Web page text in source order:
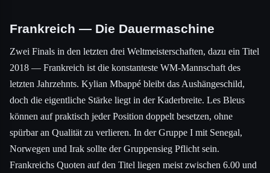
Frankreich — Die Dauermaschine
Zwei Finals in den letzten drei Weltmeisterschaften, dazu ein Titel
2018 — Frankreich ist die konstanteste WM-Mannschaft des
letzten Jahrzehnts. Kylian Mbappé bleibt das Aushängeschild,
doch die eigentliche Stärke liegt in der Kaderbreite. Les Bleus
können auf praktisch jeder Position doppelt besetzen, ohne
spürbar an Qualität zu verlieren. In der Gruppe I mit Senegal,
Norwegen und Irak sollte der Gruppensieg Pflicht sein.
Frankreichs Quoten auf den Titel liegen meist zwischen 6.00 und